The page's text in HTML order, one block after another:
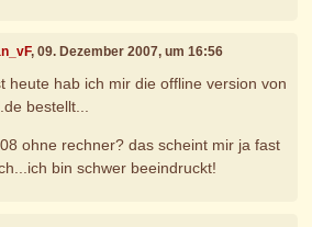
, 09. Dezember 2007, um 16:56
heute hab ich mir die offline version von
bestellt...
ohne rechner? das scheint mir ja fast
bin schwer beeindruckt!